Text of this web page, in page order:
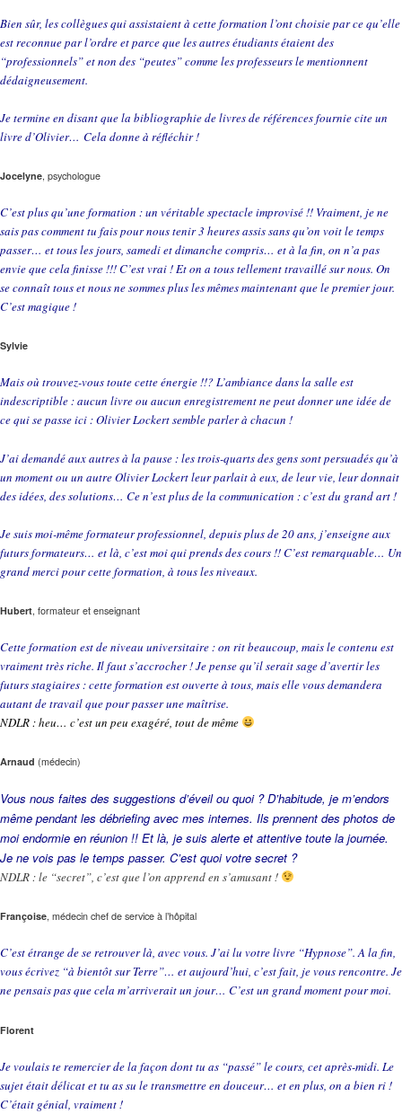
Bien sûr, les collègues qui assistaient à cette formation l’ont choisie par ce qu’elle
est reconnue par l’ordre et parce que les autres étudiants étaient des
“professionnels” et non des “peutes” comme les professeurs le mentionnent
dédaigneusement.
Je termine en disant que la bibliographie de livres de références fournie cite un
livre d’Olivier… Cela donne à réfléchir !
Jocelyne, psychologue
C’est plus qu’une formation : un véritable spectacle improvisé !! Vraiment, je ne
sais pas comment tu fais pour nous tenir 3 heures assis sans qu’on voit le temps
passer… et tous les jours, samedi et dimanche compris… et à la fin, on n’a pas
envie que cela finisse !!! C’est vrai ! Et on a tous tellement travaillé sur nous. On
se connaît tous et nous ne sommes plus les mêmes maintenant que le premier jour.
C’est magique !
Sylvie
Mais où trouvez-vous toute cette énergie !!? L’ambiance dans la salle est
indescriptible : aucun livre ou aucun enregistrement ne peut donner une idée de
ce qui se passe ici : Olivier Lockert semble parler à chacun !
J’ai demandé aux autres à la pause : les trois-quarts des gens sont persuadés qu’à
un moment ou un autre Olivier Lockert leur parlait à eux, de leur vie, leur donnait
des idées, des solutions… Ce n’est plus de la communication : c’est du grand art !
Je suis moi-même formateur professionnel, depuis plus de 20 ans, j’enseigne aux
futurs formateurs… et là, c’est moi qui prends des cours !! C’est remarquable… Un
grand merci pour cette formation, à tous les niveaux.
Hubert, formateur et enseignant
Cette formation est de niveau universitaire : on rit beaucoup, mais le contenu est
vraiment très riche. Il faut s’accrocher ! Je pense qu’il serait sage d’avertir les
futurs stagiaires : cette formation est ouverte à tous, mais elle vous demandera
autant de travail que pour passer une maîtrise.
NDLR : heu… c’est un peu exagéré, tout de même
Arnaud (médecin)
Vous nous faites des suggestions d’éveil ou quoi ? D’habitude, je m’endors
même pendant les débriefing avec mes internes. Ils prennent des photos de
moi endormie en réunion !! Et là, je suis alerte et attentive toute la journée.
Je ne vois pas le temps passer. C’est quoi votre secret ?
NDLR : le “secret”, c’est que l’on apprend en s’amusant !
Françoise, médecin chef de service à l’hôpital
C’est étrange de se retrouver là, avec vous. J’ai lu votre livre “Hypnose”. A la fin,
vous écrivez “à bientôt sur Terre”… et aujourd’hui, c’est fait, je vous rencontre. Je
ne pensais pas que cela m’arriverait un jour… C’est un grand moment pour moi.
Florent
Je voulais te remercier de la façon dont tu as “passé” le cours, cet après-midi. Le
sujet était délicat et tu as su le transmettre en douceur… et en plus, on a bien ri !
C’était génial, vraiment !